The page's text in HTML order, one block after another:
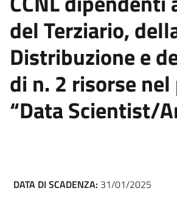
del Terziario,
Distribuzione e
di n. 2 risorse
“Data Scientist/
DATA DI SCADENZA: 31/01/2025